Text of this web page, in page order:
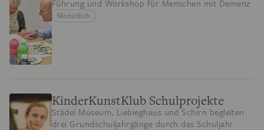
Führung und Workshop für Menschen mit Demenz
Monatlich
KinderKunstKlub Schulprojekte
Städel Museum, Liebieghaus und Schirn begleiten
drei Grundschuljahrgänge durch das Schuljahr